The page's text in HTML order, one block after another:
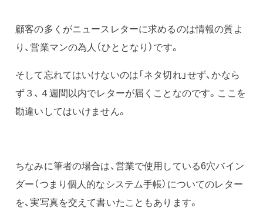
顧客の多くがニュースレターに求めるのは情報の質よ
り、営業マンの為人（ひととなり）です。
そして忘れてはいけないのは「ネタ切れ」せず、かなら
ず３、４週間以内でレターが届くことなのです。ここを
勘違いしてはいけません。
ちなみに筆者の場合は、営業で使用している6穴バイン
ダー（つまり個人的なシステム手帳）についてのレター
を、実写真を交えて書いたこともあります。